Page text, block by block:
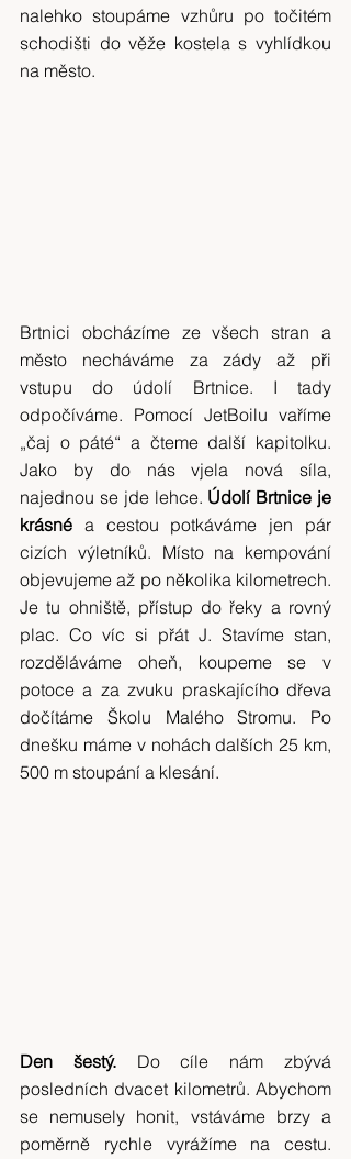
nalehko stoupáme vzhůru po točitém
schodišti do věže kostela s vyhlídkou
na město.
Brtnici obcházíme ze všech stran a
město necháváme za zády až při
vstupu do údolí Brtnice. I tady
odpočíváme. Pomocí JetBoilu vaříme
„čaj o páté“ a čteme další kapitolku.
Jako by do nás vjela nová síla,
najednou se jde lehce. Údolí Brtnice je
krásné a cestou potkáváme jen pár
cizích výletníků. Místo na kempování
objevujeme až po několika kilometrech.
Je tu ohniště, přístup do řeky a rovný
plac. Co víc si přát J. Stavíme stan,
rozděláváme oheň, koupeme se v
potoce a za zvuku praskajícího dřeva
dočítáme Školu Malého Stromu. Po
dnešku máme v nohách dalších 25 km,
500 m stoupání a klesání.
Den šestý. Do cíle nám zbývá
posledních dvacet kilometrů. Abychom
se nemusely honit, vstáváme brzy a
poměrně rychle vyrážíme na cestu.